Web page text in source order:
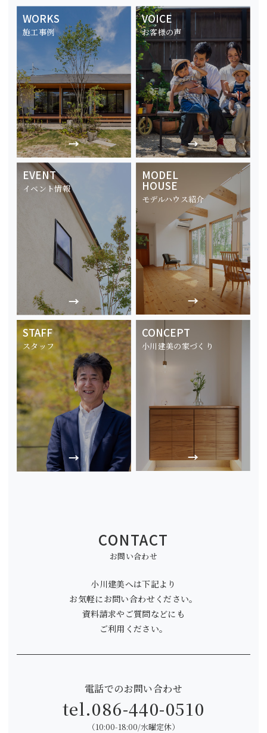
WORKS
施工事例
VOICE
お客様の声
EVENT
イベント情報
MODEL
HOUSE
モデルハウス紹介
STAFF
スタッフ
CONCEPT
小川建美の家づくり
CONTACT
お問い合わせ
小川建美へは下記より
お気軽にお問い合わせください。
資料請求やご質問などにも
ご利用ください。
電話でのお問い合わせ
tel.086-440-0510
（10:00-18:00/水曜定休）